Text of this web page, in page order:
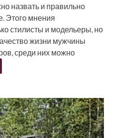
назвать и правильно
Этого мнения
стилисты и модельеры, но
жизни мужчины
среди них можно